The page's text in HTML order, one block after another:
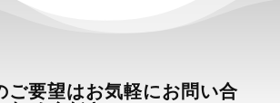
ご要望はお気軽にお問い合